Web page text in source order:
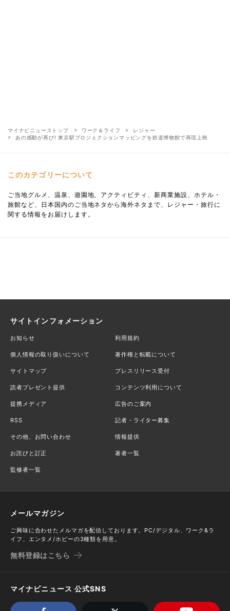
マイナビニューストップ ワーク＆ライフ
レジャー
あの感動が再び! 東京駅プロジェクションマッピングを鉄道博物館で再現上映
このカテゴリーについて
ご当地グルメ、温泉、遊園地、アクティビティ、新商業施設、ホテル・
旅館など、日本国内のご当地ネタから海外ネタまで、レジャー・旅行に
関する情報をお届けします。
サイトインフォメーション
お知らせ 利用規約
個人情報の取り扱いについて 著作権と転載について
サイトマップ プレスリリース受付
読者プレゼント提供 コンテンツ利用について
提携メディア 広告のご案内
RSS 記者・ライター募集
その他、お問い合わせ 情報提供
お詫びと訂正 著者一覧
監修者一覧
メールマガジン
ご興味に合わせたメルマガを配信しております。PC/デジタル、ワーク&ラ
イフ、エンタメ/ホビーの3種類を用意。
無料登録はこちら
マイナビニュース 公式SNS